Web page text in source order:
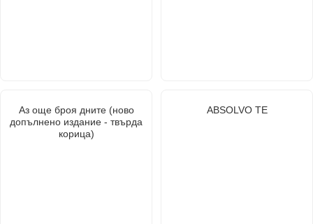
Аз още броя дните (ново
допълнено издание - твърда
корица)
ABSOLVO TE